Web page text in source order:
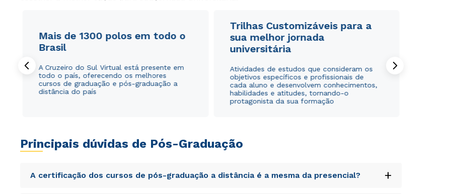
Mais de 1300 polos em todo o
Brasil
A Cruzeiro do Sul Virtual está presente em
todo o país, oferecendo os melhores
cursos de graduação e pós-graduação a
distância do país
Trilhas Customizáveis para a
sua melhor jornada
universitária
Atividades de estudos que consideram os
objetivos específicos e profissionais de
cada aluno e desenvolvem conhecimentos,
habilidades e atitudes, tornando-o
protagonista da sua formação
Principais dúvidas de Pós-Graduação
A certificação dos cursos de pós-graduação a distância é a mesma da presencial? +